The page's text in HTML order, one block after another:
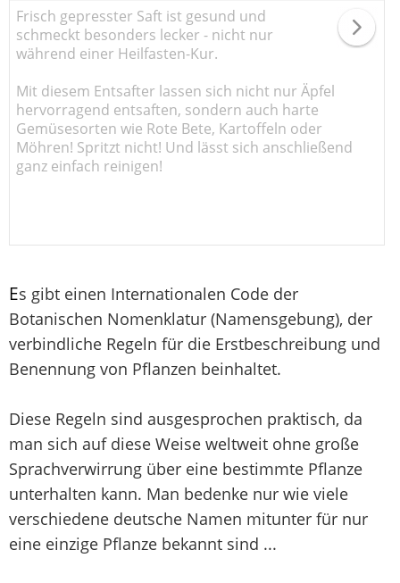
Frisch gepresster Saft ist gesund und
schmeckt besonders lecker - nicht nur
während einer Heilfasten-Kur.
Mit diesem Entsafter lassen sich nicht nur Äpfel
hervorragend entsaften, sondern auch harte
Gemüsesorten wie Rote Bete, Kartoffeln oder
Möhren! Spritzt nicht! Und lässt sich anschließend
ganz einfach reinigen!
Es gibt einen Internationalen Code der
Botanischen Nomenklatur (Namensgebung), der
verbindliche Regeln für die Erstbeschreibung und
Benennung von Pflanzen beinhaltet.
Diese Regeln sind ausgesprochen praktisch, da
man sich auf diese Weise weltweit ohne große
Sprachverwirrung über eine bestimmte Pflanze
unterhalten kann. Man bedenke nur wie viele
verschiedene deutsche Namen mitunter für nur
eine einzige Pflanze bekannt sind ...